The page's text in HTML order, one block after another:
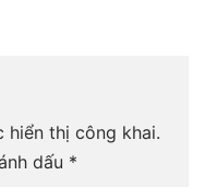
hiển thị công khai.
dấu *